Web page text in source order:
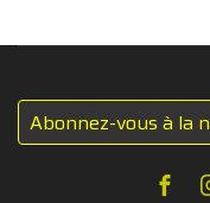
Abonnez-vous à la